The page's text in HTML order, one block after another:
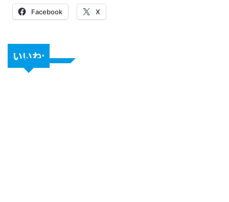
Facebook X
いいね: